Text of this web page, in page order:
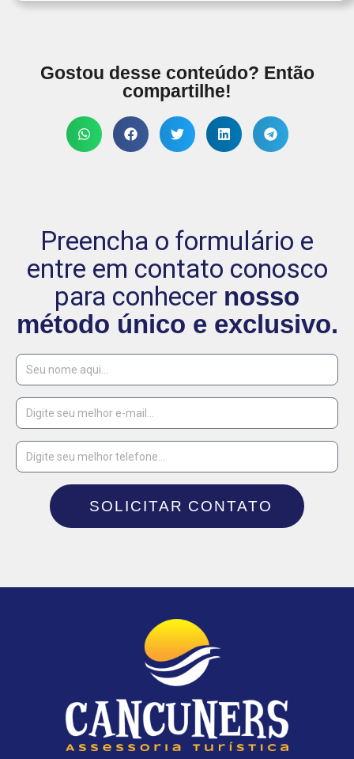
Gostou desse conteúdo? Então
compartilhe!
Preencha o formulário e
entre em contato conosco
para conhecer nosso
método único e exclusivo.
SOLICITAR CONTATO